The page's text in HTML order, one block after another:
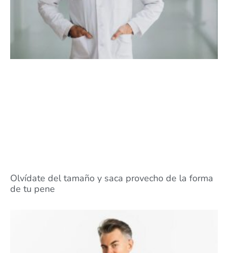
Olvídate del tamaño y saca provecho de la forma
de tu pene